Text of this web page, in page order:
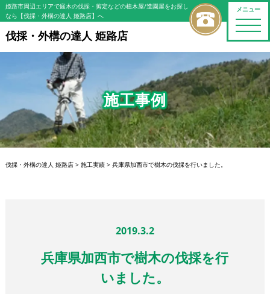
メニュー
toggle
姫路市周辺エリアで庭木の伐採・剪定などの植木屋/造園屋をお探し
なら【伐採・外構の達人 姫路店】へ
伐採・外構の達人 姫路店
施工事例
伐採・外構の達人 姫路店> 施工実績> 兵庫県加西市で樹木の伐採を行いました。
2019.3.2
兵庫県加西市で樹木の伐採を行
いました。